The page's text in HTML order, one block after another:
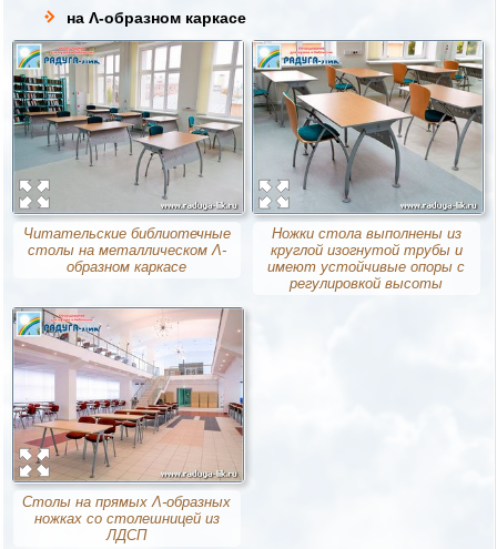
на Λ-образном каркасе
Читательские библиотечные
столы на металлическом Λ-
образном каркасе
Ножки стола выполнены из
круглой изогнутой трубы и
имеют устойчивые опоры с
регулировкой высоты
Столы на прямых Λ-образных
ножках со столешницей из
ЛДСП